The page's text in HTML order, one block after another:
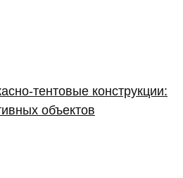
конструкции:
объектов